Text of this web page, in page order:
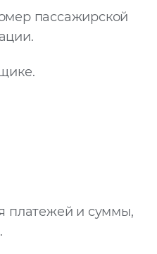
пассажирской
платежей и суммы,